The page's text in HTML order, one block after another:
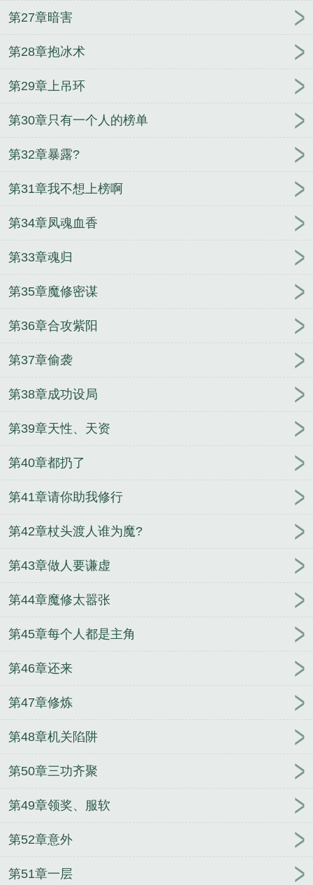
第27章暗害
第28章抱冰术
第29章上吊环
第30章只有一个人的榜单
第32章暴露?
第31章我不想上榜啊
第34章凤魂血香
第33章魂归
第35章魔修密谋
第36章合攻紫阳
第37章偷袭
第38章成功设局
第39章天性、天资
第40章都扔了
第41章请你助我修行
第42章杖头渡人谁为魔?
第43章做人要谦虚
第44章魔修太嚣张
第45章每个人都是主角
第46章还来
第47章修炼
第48章机关陷阱
第50章三功齐聚
第49章领奖、服软
第52章意外
第51章一层